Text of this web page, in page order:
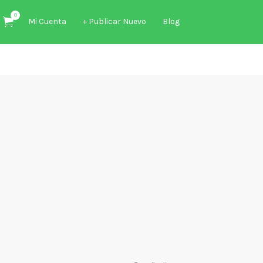
0
Mi Cuenta + Publicar Nuevo Blog